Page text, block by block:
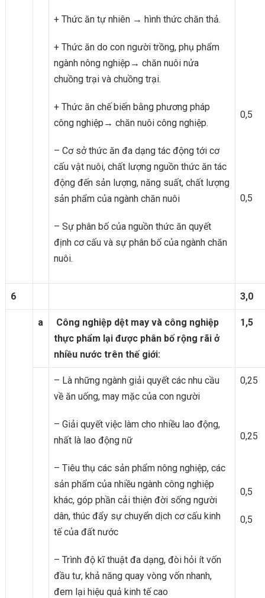
+ Thức ăn tự nhiên → hình thức chăn thả.
+ Thức ăn do con người trồng, phụ phẩm
ngành nông nghiệp→ chăn nuôi nửa
chuồng trại và chuồng trại.
+ Thức ăn chế biến bằng phương pháp
công nghiệp→ chăn nuôi công nghiệp.
– Cơ sở thức ăn đa dạng tác động tới cơ
cấu vật nuôi, chất lượng nguồn thức ăn tác
động đến sản lượng, năng suất, chất lượng
sản phẩm của ngành chăn nuôi
– Sự phân bố của nguồn thức ăn quyết
định cơ cấu và sự phân bố của ngành chăn
nuôi.
0,5
0,5
6 3,0
a
Công nghiệp dệt may và công nghiệp
thực phẩm lại được phân bố rộng rãi ở
nhiều nước trên thế giới:
1,5
– Là những ngành giải quyết các nhu cầu
về ăn uống, may mặc của con người
– Giải quyết việc làm cho nhiều lao động,
nhất là lao động nữ
– Tiêu thụ các sản phẩm nông nghiệp, các
sản phẩm của nhiều ngành công nghiệp
khác, góp phần cải thiện đời sống người
dân, thúc đẩy sự chuyển dịch cơ cấu kinh
tế của đất nước
– Trình độ kĩ thuật đa dạng, đòi hỏi ít vốn
đầu tư, khả năng quay vòng vốn nhanh,
đem lại hiệu quả kinh tế cao
0,25
0,25
0,5
0,5